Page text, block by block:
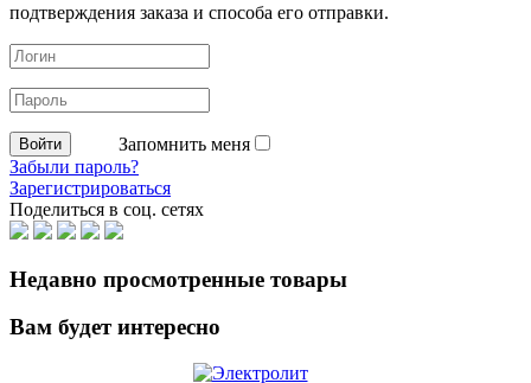
подтверждения заказа и способа его отправки.
Запомнить меня
Забыли пароль?
Зарегистрироваться
Поделиться в соц. сетях
Недавно просмотренные товары
Вам будет интересно